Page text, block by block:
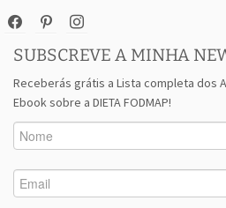
facebookpinterestinstagram
SUBSCREVE A MINHA
Receberás grátis a Lista completa dos
Ebook sobre a DIETA FODMAP!